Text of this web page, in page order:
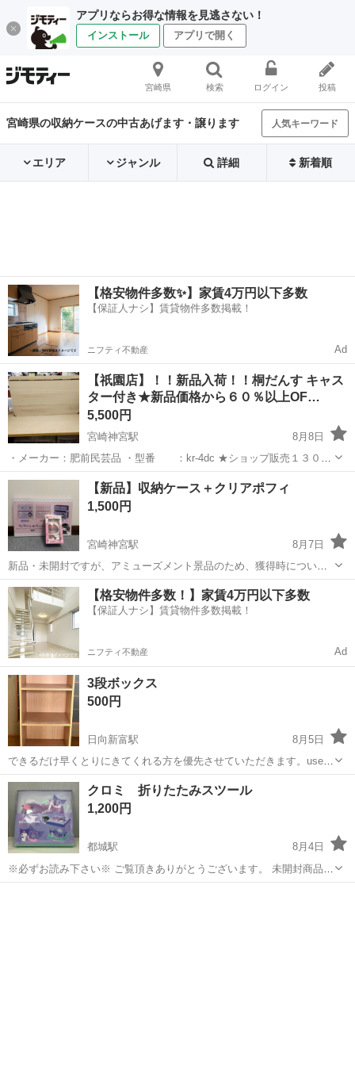
アプリならお得な情報を見逃さない！
インストール アプリで開く
宮崎県 検索 ログイン 投稿
宮崎県の収納ケースの中古あげます・譲ります 人気キーワード
エリア ジャンル 詳細 新着順
【格安物件多数✨】家賃4万円以下多数
【保証人ナシ】賃貸物件多数掲載！
ニフティ不動産 Ad
【祇園店】！！新品入荷！！桐だんす キャス
ター付き★新品価格から６０％以上OF…
5,500円
宮崎神宮駅
8月8日
・メーカー：肥前民芸品 ・型番 ：kr-4dc ★ショップ販売１３００
０円の商品が大特価！！★ 高い調湿性: 湿気が多いときは水分を吸
い、乾燥しているときは放出します。 防虫・防火性: 虫が嫌う成分...
宮崎 宮崎市 宮崎神宮駅
【新品】収納ケース＋クリアポフィ
1,500円
宮崎神宮駅
8月7日
新品・未開封ですが、アミューズメント景品のため、獲得時についた
箱の細かな傷やへこみがある場合がございます。また、自宅保管品と
なりますので、あらかじめご了承ください。 ご理解いただける方の
み、ご購入をお願いいたします。
宮崎 宮崎市 宮崎神宮駅 収納家具 新品
【格安物件多数！】家賃4万円以下多数
【保証人ナシ】賃貸物件多数掲載！
ニフティ不動産 Ad
3段ボックス
500円
日向新富駅
8月5日
できるだけ早くとりにきてくれる方を優先させていただきます。used
品ですが、まだまだ使用可能です。 よろしくおねがいします。
宮崎 児湯郡 日向新富駅 収納家具
クロミ 折りたたみスツール
1,200円
都城駅
8月4日
※必ずお読み下さい※ ご覧頂きありがとうございます。 未開封商品と
なります。 ※多数のお問い合わせを頂いておりますので、返信が遅れ